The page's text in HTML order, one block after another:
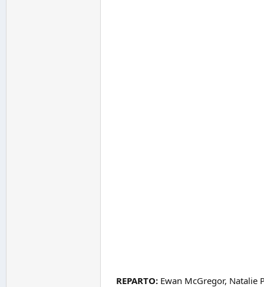
REPARTO: Ewan McGregor, Natalie